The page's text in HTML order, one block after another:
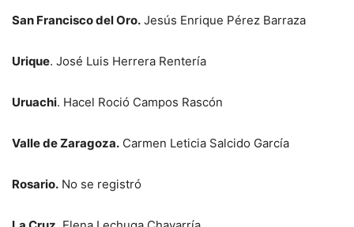
San Francisco del Oro. Jesús Enrique Pérez Barraza
Urique. José Luis Herrera Rentería
Uruachi. Hacel Roció Campos Rascón
Valle de Zaragoza. Carmen Leticia Salcido García
Rosario. No se registró